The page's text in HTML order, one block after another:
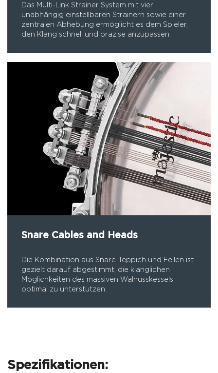
Das Multi-Link Strainer System mit vier
unabhängig einstellbaren Strainern sowie einer
zentralen Abhebung ermöglicht es dem Spieler,
den Klang schnell und präzise anzupassen.
Snare Cables and Heads
Die Kombination aus Snare-Teppich und Fellen ist
gezielt darauf abgestimmt, die klanglichen
Möglichkeiten des massiven Walnusskessels
optimal zu unterstützen.
Spezifikationen: